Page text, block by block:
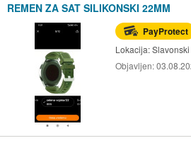
REMEN ZA SAT SILIKONSKI 22MM
PayProtect
Lokacija:
Objavljen: